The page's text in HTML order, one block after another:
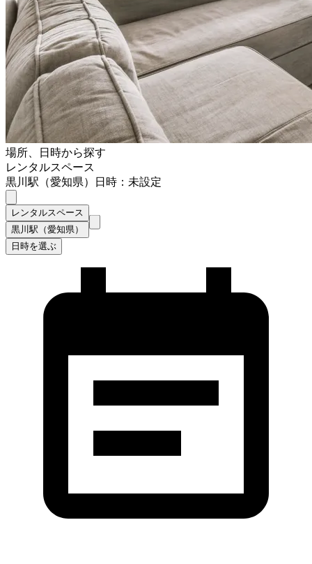
場所、日時から探す
レンタルスペース
黒川駅（愛知県）
日時：未設定
レンタルスペース
黒川駅（愛知県）
日時を選ぶ